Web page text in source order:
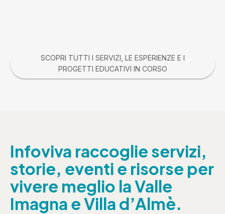
SCOPRI TUTTI I SERVIZI, LE ESPERIENZE E I
PROGETTI EDUCATIVI IN CORSO
Infoviva raccoglie servizi,
storie, eventi e risorse per
vivere meglio la Valle
Imagna e Villa d’Almè.